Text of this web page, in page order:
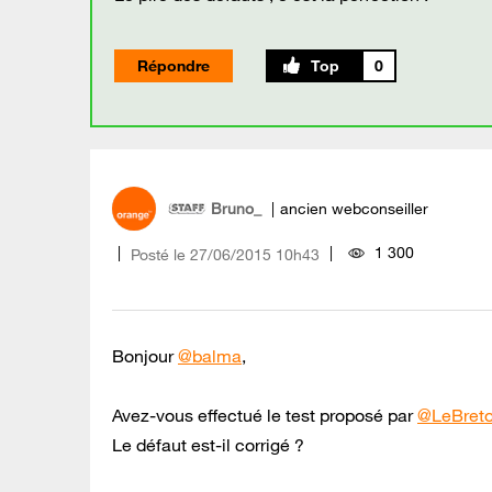
Répondre 0
Bruno_ ancien webconseiller
Posté le ‎27/06/2015 10h43 1 300
Bonjour@balma,
Avez-vous effectué le test proposé par
Le défaut est-il corrigé ?